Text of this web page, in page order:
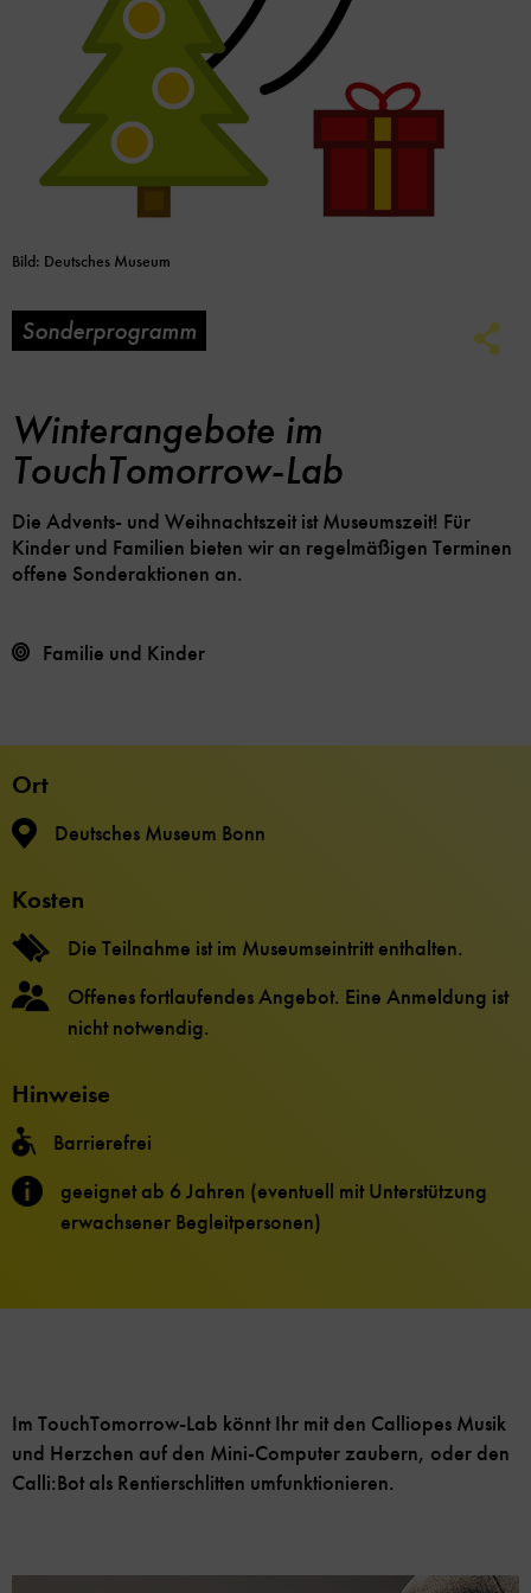
Bild: Deutsches Museum
Sonderprogramm
Winterangebote im
TouchTomorrow-Lab
Die Advents- und Weihnachtszeit ist Museumszeit! Für
Kinder und Familien bieten wir an regelmäßigen Terminen
offene Sonderaktionen an.
Familie und Kinder
Ort
Deutsches Museum Bonn
Kosten
Die Teilnahme ist im Museumseintritt enthalten.
Offenes fortlaufendes Angebot. Eine Anmeldung ist
nicht notwendig.
Hinweise
Barrierefrei
geeignet ab 6 Jahren (eventuell mit Unterstützung
erwachsener Begleitpersonen)
Im TouchTomorrow-Lab könnt Ihr mit den Calliopes Musik
und Herzchen auf den Mini-Computer zaubern, oder den
Calli:Bot als Rentierschlitten umfunktionieren.